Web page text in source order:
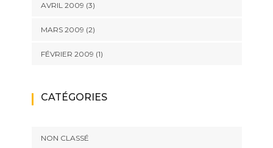
AVRIL 2009 (3)
MARS 2009 (2)
FÉVRIER 2009 (1)
CATÉGORIES
NON CLASSÉ